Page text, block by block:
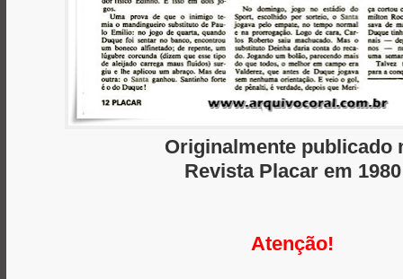
Originalmente publicado
Revista Placar em 1980
Atenção!